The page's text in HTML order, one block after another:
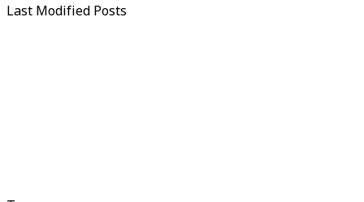
Last Modified Posts